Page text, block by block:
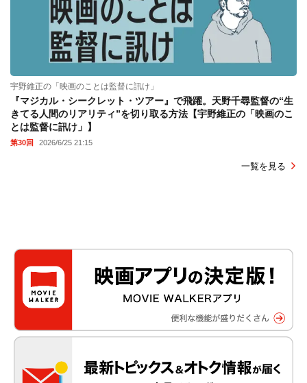
宇野維正の「映画のことは監督に訊け」
『マジカル・シークレット・ツアー』で飛躍。天野千尋監督の“生
きてる人間のリアリティ”を切り取る方法【宇野維正の「映画のこ
とは監督に訊け」】
第30回 2026/6/25 21:15
一覧を見る